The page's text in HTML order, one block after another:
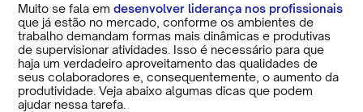
Muito se fala emdesenvolver liderança nos profissionais
que já estão no mercado, conforme os ambientes de
trabalho demandam formas mais dinâmicas e produtivas
de supervisionar atividades. Isso é necessário para que
haja um verdadeiro aproveitamento das qualidades de
seus colaboradores e, consequentemente, o aumento da
produtividade. Veja abaixo algumas dicas que podem
ajudar nessa tarefa.